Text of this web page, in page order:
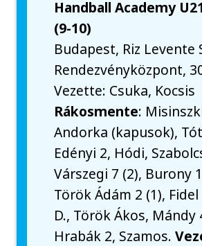
Handball Academy
(9-10)
Budapest, Riz Levente
Rendezvényközpont,
Vezette: Csuka, Kocsis
Rákosmente:
Andorka (kapusok),
Edényi 2, Hódi,
Várszegi 7 (2), Burony
Török Ádám 2 (1),
D., Török Ákos, Mándy
Hrabák 2, Szamos.